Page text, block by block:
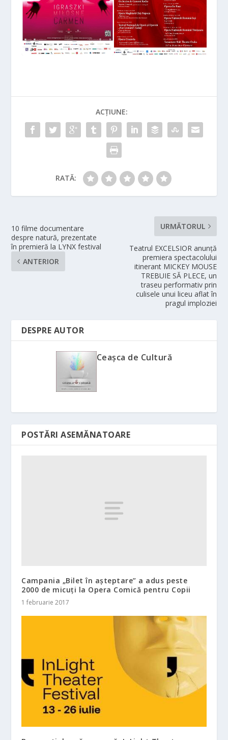
ACȚIUNE:
RATĂ:
10 filme documentare
despre natură, prezentate
în premieră la LYNX festival
ANTERIOR
URMĂTORUL
Teatrul EXCELSIOR anunță
premiera spectacolului
itinerant MICKEY MOUSE
TREBUIE SĂ PLECE, un
traseu performativ prin
culisele unui liceu aflat în
pragul imploziei
DESPRE AUTOR
Ceașca de Cultură
POSTĂRI ASEMĂNATOARE
Campania „Bilet în așteptare” a adus peste
2000 de micuți la Opera Comică pentru Copii
1 februarie 2017